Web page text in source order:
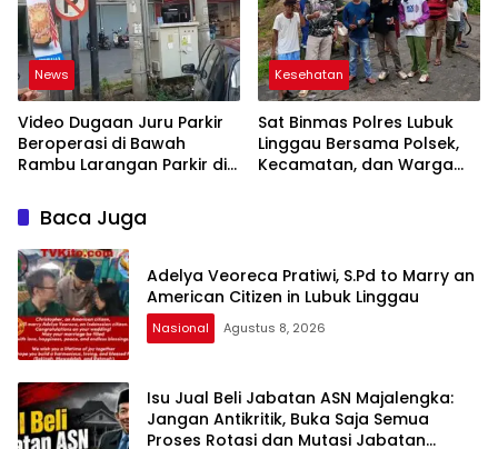
News
Video Dugaan Juru Parkir
Beroperasi di Bawah
Rambu Larangan Parkir di
Warganet Soroti Dugaan
Pelanggaran
Kesehatan
Sat Binmas Polres Lubuk
Linggau Bersama Polsek,
Kecamatan, dan Warga
Baca Juga
Adelya Veoreca Pratiwi, S.Pd to Marry an
American Citizen in Lubuk Linggau
Nasional Agustus 8, 2026
Isu Jual Beli Jabatan ASN Majalengka:
Jangan Antikritik, Buka Saja Semua
Proses Rotasi dan Mutasi Jabatan